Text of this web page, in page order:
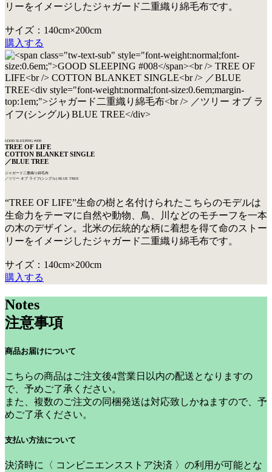
リーをイメージしたジャガード二重織り綿毛布です。
サイズ：140cm×200cm
購入する
GOOD SLEEPING #008
TREE OF LIFE
COTTON BLANKET SINGLE
／BLUE TREE
ジャガード二重織り綿毛布
／ツリー オブ ライフ(シングル) BLUE TREE
“TREE OF LIFE”生命の樹と名付けられたこちらのモデルは
生命力をテーマに自然や動物、鳥、川などのモチーフを一本
の木のデザイン。北米の伝統的な柄に着想を得て命のストー
リーをイメージしたジャガード二重織り綿毛布です。
サイズ：140cm×200cm
購入する
Notes
注意事項
商品お届けについて
こちらの商品はご注文後4営業日以内の配送となりますの
で、予めご了承ください。
また、複数のご注文の同梱発送は対応致しかねますので、予
めご了承ください。
支払い方法について
決済時に〈 コンビニエンスストア決済 〉の利用が可能とな